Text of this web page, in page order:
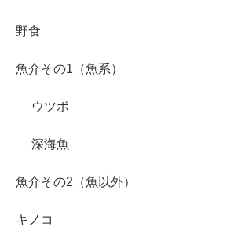
野食
魚介その1（魚系）
ウツボ
深海魚
魚介その2（魚以外）
キノコ